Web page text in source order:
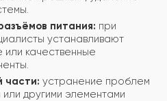
питания: при
устанавливают
или качественные
части: устранение проблем
другими элементами